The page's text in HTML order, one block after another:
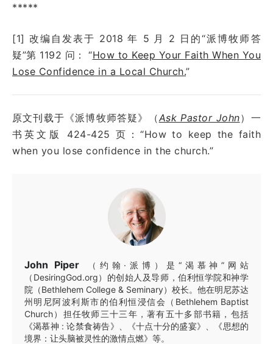
*****
[1] 改编自发表于 2018 年 5 月 2 日 的“派博牧师答
疑”第 1192 问： “How to Keep Your Faith When You
Lose Confidence in a Local Church.”
原文刊载于《派博牧师答疑》（Ask Pastor John）一
书英文版 424-425 页：“How to keep the faith
when you lose confidence in the church.”
John Piper
（约翰·派博）是“渴慕神”网站
（DesiringGod.org）的创始人及导师，伯利恒学院和神学
院（Bethlehem College & Seminary）校长。他在明尼苏达
州明尼阿波利斯市的伯利恒浸信会（Bethlehem Baptist
Church）担任牧师三十三年，著有五十多部书籍，包括
《渴慕神 : 论禁食祷告》、《十点十分的盛宴》、《思想的
境界：让头脑被灵性的激情点燃》等。